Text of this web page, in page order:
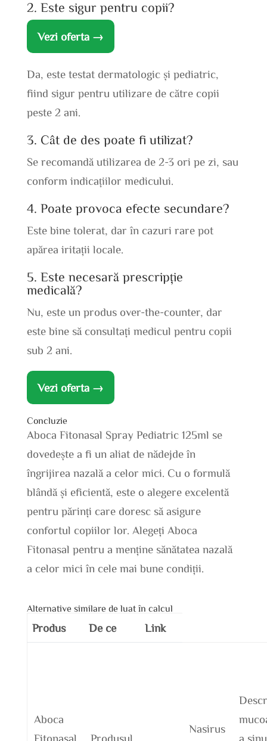
2. Este sigur pentru copii?
Vezi oferta →
Da, este testat dermatologic și pediatric,
fiind sigur pentru utilizare de către copii
peste 2 ani.
3. Cât de des poate fi utilizat?
Se recomandă utilizarea de 2-3 ori pe zi, sau
conform indicațiilor medicului.
4. Poate provoca efecte secundare?
Este bine tolerat, dar în cazuri rare pot
apărea iritații locale.
5. Este necesară prescripție
medicală?
Nu, este un produs over-the-counter, dar
este bine să consultați medicul pentru copii
sub 2 ani.
Vezi oferta →
Concluzie
Aboca Fitonasal Spray Pediatric 125ml se
dovedește a fi un aliat de nădejde în
îngrijirea nazală a celor mici. Cu o formulă
blândă și eficientă, este o alegere excelentă
pentru părinți care doresc să asigure
confortul copiilor lor. Alegeți Aboca
Fitonasal pentru a menține sănătatea nazală
a celor mici în cele mai bune condiții.
Alternative similare de luat în calcul
Produs De ce Link
Aboca
Fitonasal
Produsul
Nasirus
a